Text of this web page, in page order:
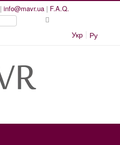
| info@mavr.ua | F.A.Q.
Укр Ру